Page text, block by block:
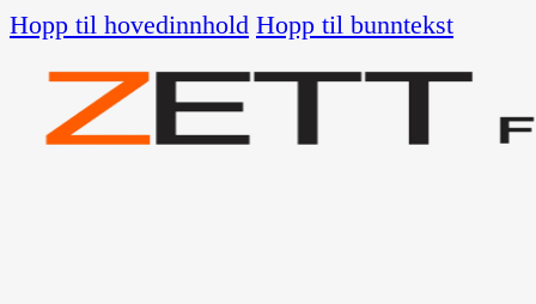
Hopp til hovedinnhold Hopp til bunntekst